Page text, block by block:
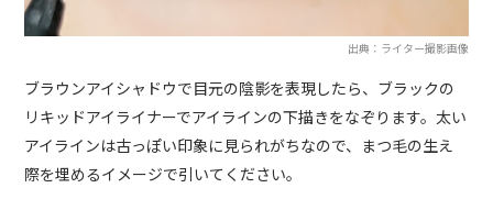
出典：ライター撮影画像
ブラウンアイシャドウで目元の陰影を表現したら、ブラックの
リキッドアイライナーでアイラインの下描きをなぞります。太い
アイラインは古っぽい印象に見られがちなので、まつ毛の生え
際を埋めるイメージで引いてください。